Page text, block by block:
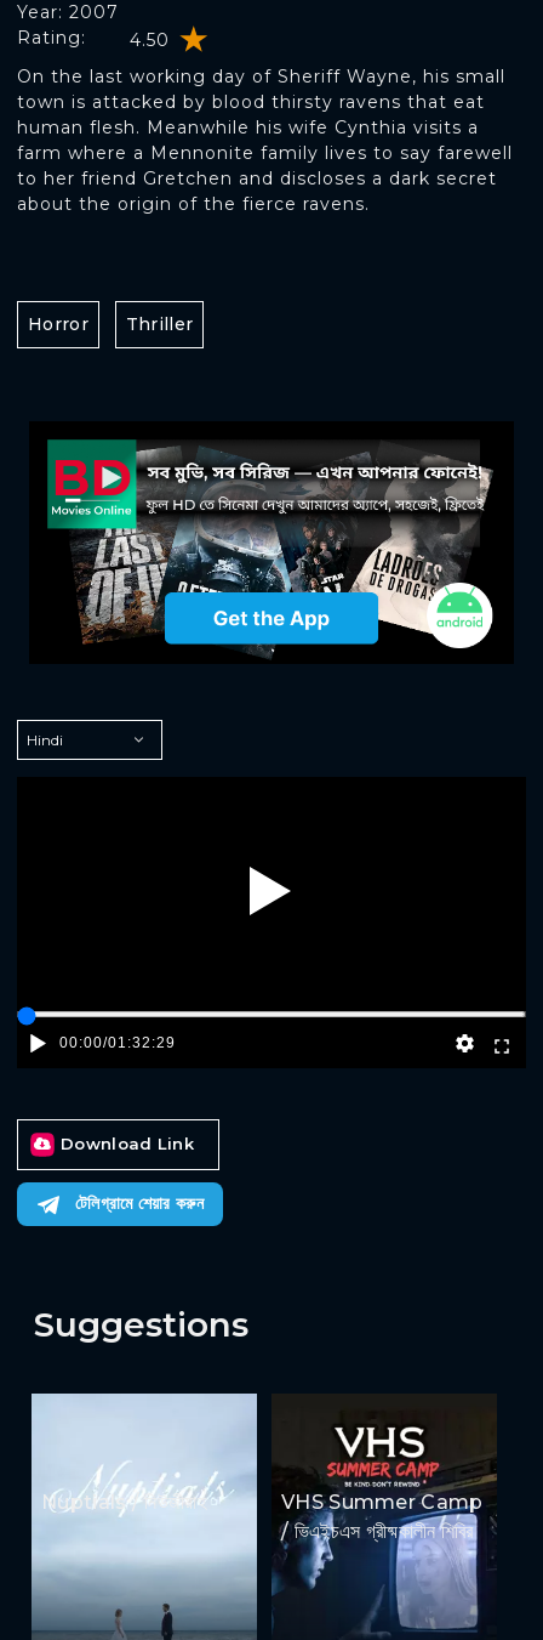
Rating: 4.50
Year: 2007
On the last working day of Sheriff Wayne, his small
town is attacked by blood thirsty ravens that eat
human flesh. Meanwhile his wife Cynthia visits a
farm where a Mennonite family lives to say farewell
to her friend Gretchen and discloses a dark secret
about the origin of the fierce ravens.
Horror Thriller
00:00/01:32:29
Download Link
টেলিগ্রামে শেয়ার করুন
Suggestions
Nuptials / নিউজীয়াহ
VHS Summer Camp
/ ভিএইচএস গ্রীষ্মকালীন শিবির